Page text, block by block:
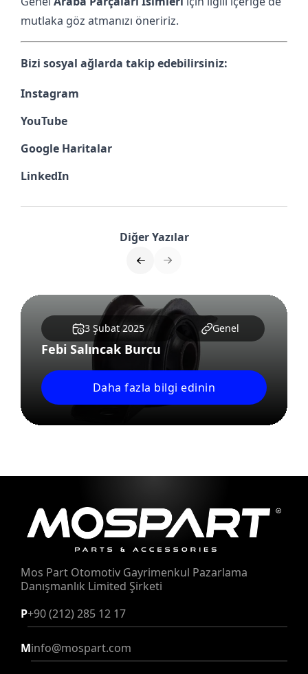
mutlaka göz atmanızı öneririz.
Bizi sosyal ağlarda takip edebilirsiniz:
Instagram
YouTube
Google Haritalar
LinkedIn
Diğer Yazılar
3 Şubat 2025 Genel
Febi Salıncak Burcu
Daha fazla bilgi edinin
Mos Part Otomotiv Gayrimenkul Pazarlama
Danışmanlık Limited Şirketi
P+90 (212) 285 12 17
Minfo@mospart.com